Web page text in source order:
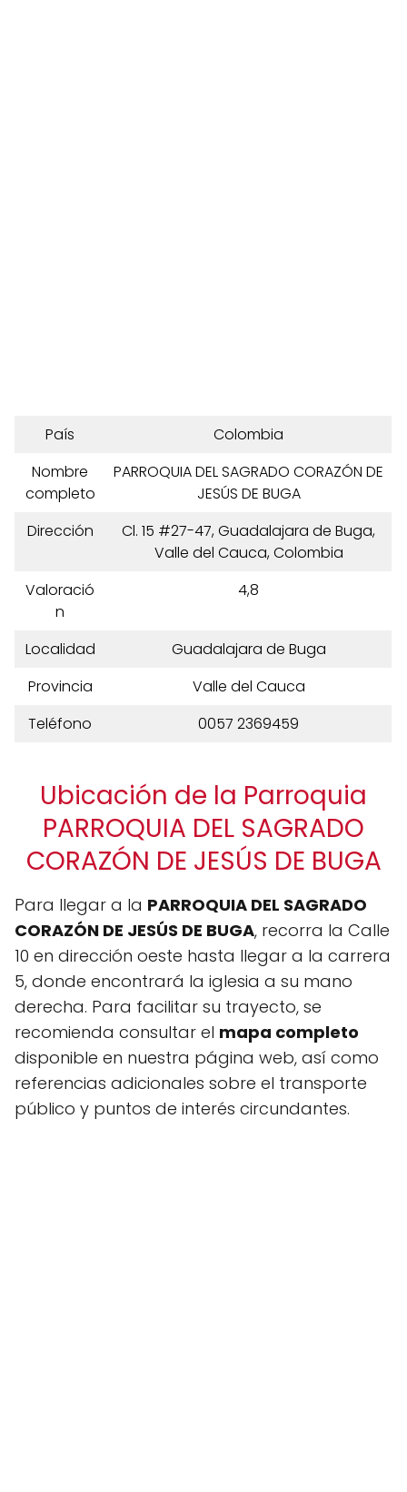
País
Colombia
Nombre
completo
PARROQUIA DEL SAGRADO CORAZÓN DE
JESÚS DE BUGA
Dirección
Cl. 15 #27-47, Guadalajara de Buga,
Valle del Cauca, Colombia
Valoració
n
4,8
Localidad
Guadalajara de Buga
Provincia
Valle del Cauca
Teléfono
0057 2369459
Ubicación de la Parroquia
PARROQUIA DEL SAGRADO
CORAZÓN DE JESÚS DE BUGA
Para llegar a la PARROQUIA DEL SAGRADO
CORAZÓN DE JESÚS DE BUGA, recorra la Calle
10 en dirección oeste hasta llegar a la carrera
5, donde encontrará la iglesia a su mano
derecha. Para facilitar su trayecto, se
recomienda consultar el mapa completo
disponible en nuestra página web, así como
referencias adicionales sobre el transporte
público y puntos de interés circundantes.